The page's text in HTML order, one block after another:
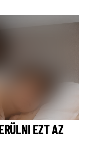
EZT AZ